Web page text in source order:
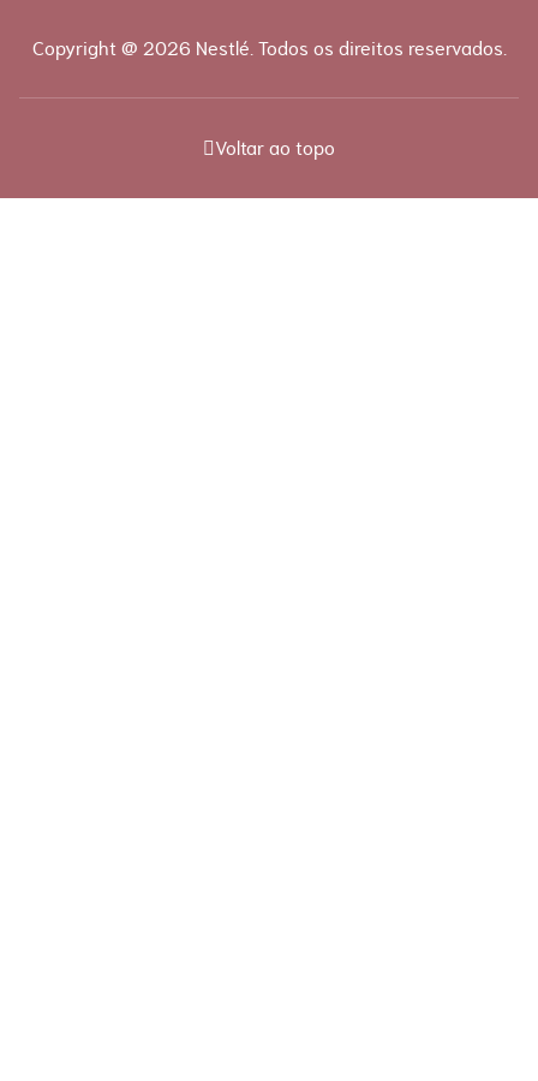
Copyright @ 2026 Nestlé. Todos os direitos reservados.
Voltar ao topo